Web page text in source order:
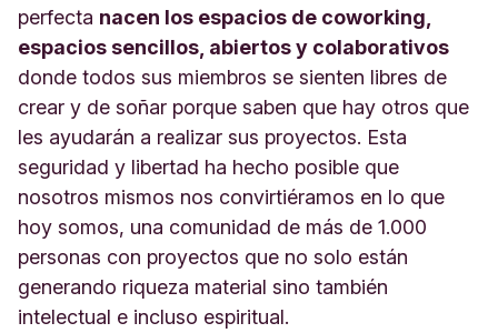
perfecta nacen los espacios de coworking,
espacios sencillos, abiertos y colaborativos
donde todos sus miembros se sienten libres de
crear y de soñar porque saben que hay otros que
les ayudarán a realizar sus proyectos. Esta
seguridad y libertad ha hecho posible que
nosotros mismos nos convirtiéramos en lo que
hoy somos, una comunidad de más de 1.000
personas con proyectos que no solo están
generando riqueza material sino también
intelectual e incluso espiritual.